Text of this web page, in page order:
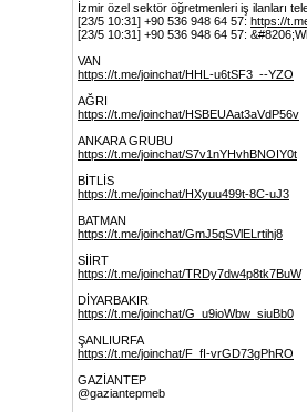
İzmir özel sektör öğretmenleri iş ilanları
[23/5 10:31] +90 536 948 64 57: https://
[23/5 10:31] +90 536 948 64 57:
VAN
https://t.me/joinchat/HHL-u6tSF3_--YZO
AĞRI
https://t.me/joinchat/HSBEUAat3aVdP56v
ANKARA GRUBU
https://t.me/joinchat/S7v1nYHvhBNOIY0t
BİTLİS
https://t.me/joinchat/HXyuu499t-8C-uJ3
BATMAN
https://t.me/joinchat/GmJ5qSVlELrtihj8
SİİRT
https://t.me/joinchat/TRDy7dw4p8tk7BuW
DİYARBAKIR
https://t.me/joinchat/G_u9ioWbw_siuBb0
ŞANLIURFA
https://t.me/joinchat/F_fI-vrGD73gPhRO
GAZİANTEP
@gaziantepmeb